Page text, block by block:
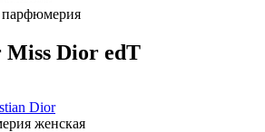
парфюмерия
Dior edT
Dior
женская